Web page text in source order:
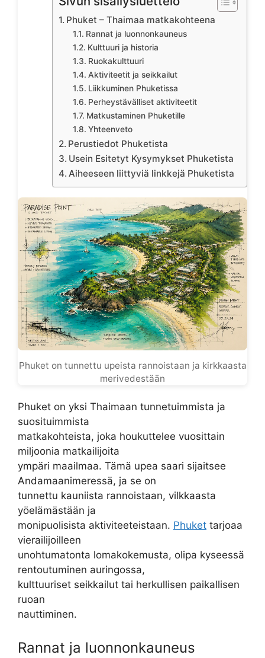
Phuket – Thaimaa matkakohteena
Rannat ja luonnonkauneus
Kulttuuri ja historia
Ruokakulttuuri
Aktiviteetit ja seikkailut
Liikkuminen Phuketissa
Perheystävälliset aktiviteetit
Matkustaminen Phuketille
Yhteenveto
Perustiedot Phuketista
Usein Esitetyt Kysymykset Phuketista
Aiheeseen liittyviä linkkejä Phuketista
Phuket on tunnettu upeista rannoistaan ja kirkkaasta
merivedestään
Phuket on yksi Thaimaan tunnetuimmista ja
suosituimmista
matkakohteista, joka houkuttelee vuosittain
miljoonia matkailijoita
ympäri maailmaa. Tämä upea saari sijaitsee
Andamaanimeressä, ja se on
tunnettu kauniista rannoistaan, vilkkaasta
yöelämästään ja
monipuolisista aktiviteeteistaan. Phuket tarjoaa
vierailijoilleen
unohtumatonta lomakokemusta, olipa kyseessä
rentoutuminen auringossa,
kulttuuriset seikkailut tai herkullisen paikallisen
ruoan
nauttiminen.
Rannat ja luonnonkauneus